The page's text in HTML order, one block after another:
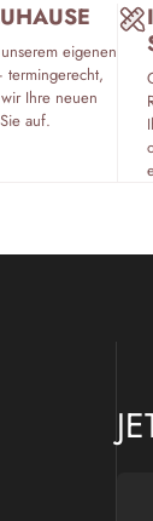
eigenen
termingerecht,
Ihre neuen
auf.